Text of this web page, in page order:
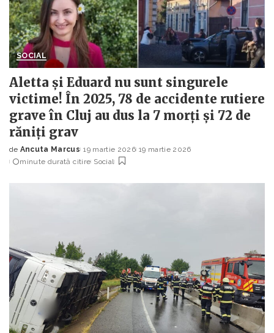
SOCIAL
Aletta și Eduard nu sunt singurele
victime! În 2025, 78 de accidente rutiere
grave în Cluj au dus la 7 morți și 72 de
răniți grav
Posted
by
de Ancuta Marcus 19 martie 2026 19 martie 2026
minute durată citire Social